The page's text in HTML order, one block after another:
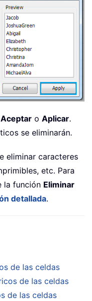
Aceptar o Aplicar.
se eliminarán.
eliminar caracteres
etc. Para
la función Eliminar
detallada.
de las celdas
de las celdas
de las celdas